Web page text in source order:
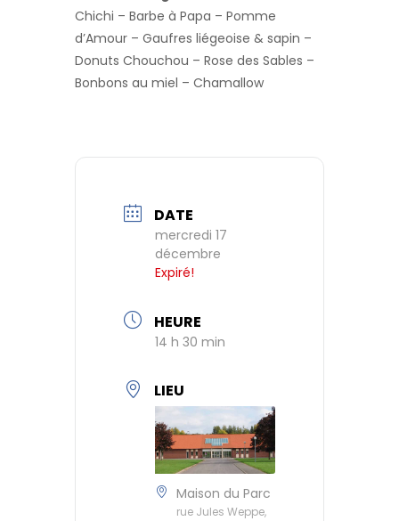
Chichi – Barbe à Papa – Pomme
d’Amour – Gaufres liégeoise & sapin –
Donuts Chouchou – Rose des Sables –
Bonbons au miel – Chamallow
DATE
mercredi 17
décembre
Expiré!
HEURE
14 h 30 min
LIEU
Maison du Parc
rue Jules Weppe,